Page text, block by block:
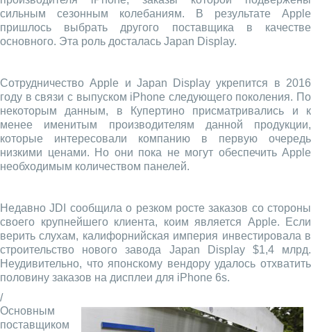
сильным сезонным колебаниям. В результате Apple
пришлось выбрать другого поставщика в качестве
основного. Эта роль досталась Japan Display.
Сотрудничество Apple и Japan Display укрепится в 2016
году в связи с выпуском iPhone следующего поколения. По
некоторым данным, в Купертино присматривались и к
менее именитым производителям данной продукции,
которые интересовали компанию в первую очередь
низкими ценами. Но они пока не могут обеспечить Apple
необходимым количеством панелей.
Недавно JDI сообщила о резком росте заказов со стороны
своего крупнейшего клиента, коим является Apple. Если
верить слухам, калифорнийская империя инвестировала в
строительство нового завода Japan Display $1,4 млрд.
Неудивительно, что японскому вендору удалось отхватить
половину заказов на дисплеи для iPhone 6s.
/
Основным
поставщиком